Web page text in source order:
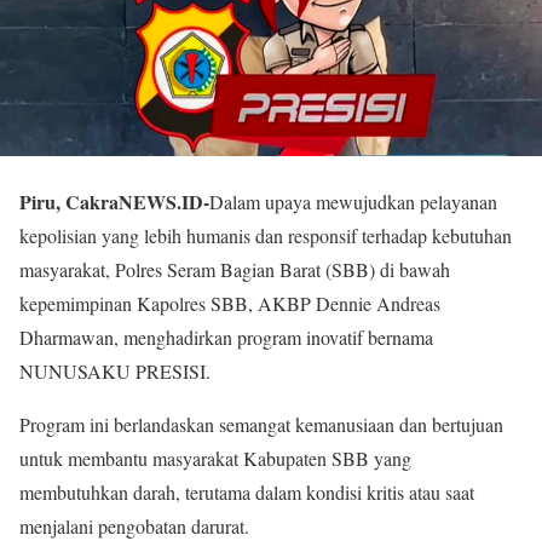
Piru, CakraNEWS.ID-Dalam upaya mewujudkan pelayanan
kepolisian yang lebih humanis dan responsif terhadap kebutuhan
masyarakat, Polres Seram Bagian Barat (SBB) di bawah
kepemimpinan Kapolres SBB, AKBP Dennie Andreas
Dharmawan, menghadirkan program inovatif bernama
NUNUSAKU PRESISI.
Program ini berlandaskan semangat kemanusiaan dan bertujuan
untuk membantu masyarakat Kabupaten SBB yang
membutuhkan darah, terutama dalam kondisi kritis atau saat
menjalani pengobatan darurat.